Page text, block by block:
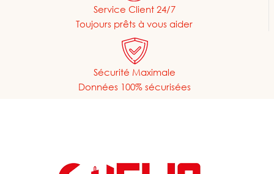
Service Client 24/7
Toujours prêts à vous aider
Sécurité Maximale
Données 100% sécurisées